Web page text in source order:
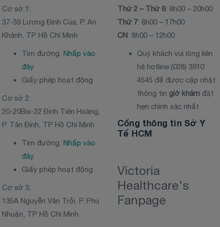
Cơ sở 1:
37-39 Lương Định Của, P. An
Khánh, TP Hồ Chí Minh
Tìm đường:Nhấp vào
đây
Giấy phép hoạt động
Cơ sở 2:
20-20Bis-22 Đinh Tiên Hoàng,
P. Tân Định, TP Hồ Chí Minh
Tìm đường:Nhấp vào
đây
Giấy phép hoạt động
Cơ sở 3:
135A Nguyễn Văn Trỗi, P. Phú
Nhuận, TP Hồ Chí Minh
Thứ 2 – Thứ 6: 8h00 – 20h00
Thứ 7: 8h00 – 17h00
CN: 8h00 – 12h00
Quý khách vui lòng liên
hệ hotline (028) 3910
4545 để được cập nhật
thông tin giờ khám đặt
hẹn chính xác nhất
Cổng thông tin Sở Y
Tế HCM
Victoria
Healthcare's
Fanpage